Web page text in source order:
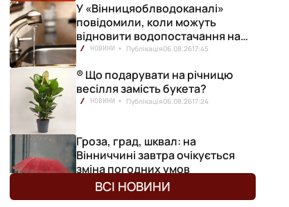
У «Вінницяоблводоканалі»
повідомили, коли можуть
відновити водопостачання на
лівобережжі міста
НОВИНИ Публікація06.08.2617:45
® Що подарувати на річницю
весілля замість букета?
НОВИНИ Публікація06.08.2617:24
Гроза, град, шквал: на
Вінниччині завтра очікується
зміна погодних умов
НОВИНИ Публікація06.08.26
ВСІ НОВИНИ